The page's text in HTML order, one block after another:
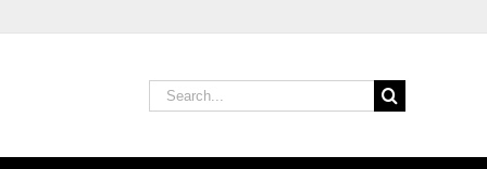
to
Search
for: